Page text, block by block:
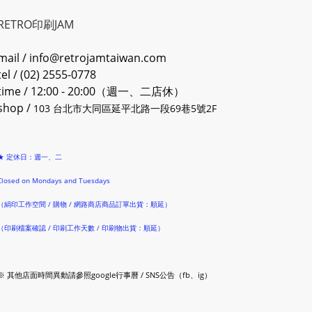
印刷JAM
/ info@retrojamtaiwan.com
/ (02) 2555-0778
/ 12:00 - 20:00（週一、二店休）
/ 103 台北市大同區延平北路一段69巷5號2F
定休日：週一、二
on Mondays and Tuesdays
絹印工作空間 / 購物 / 網路商店商品訂單出貨：順延）
印刷檔案確認 / 印刷工作天數 / 印刷物出貨：順延）
其他店面時間異動請參照google行事曆 / SNS公告（fb、ig）